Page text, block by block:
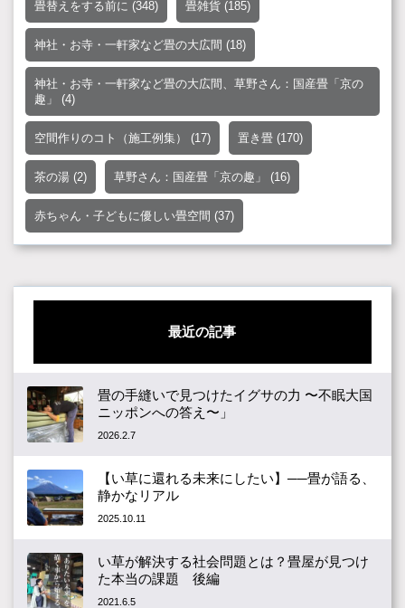
畳替えをする前に (348) 畳雑貨 (185)
神社・お寺・一軒家など畳の大広間 (18)
神社・お寺・一軒家など畳の大広間、草野さん：国産畳「京の
趣」
(4)
空間作りのコト（施工例集） (17) 置き畳 (170)
茶の湯 (2) 草野さん：国産畳「京の趣」 (16)
赤ちゃん・子どもに優しい畳空間 (37)
最近の記事
畳の手縫いで見つけたイグサの力 〜不眠大国
ニッポンへの答え〜」
2026.2.7
【い草に還れる未来にしたい】──畳が語る、
静かなリアル
2025.10.11
い草が解決する社会問題とは？畳屋が見つけ
た本当の課題 後編
2021.6.5